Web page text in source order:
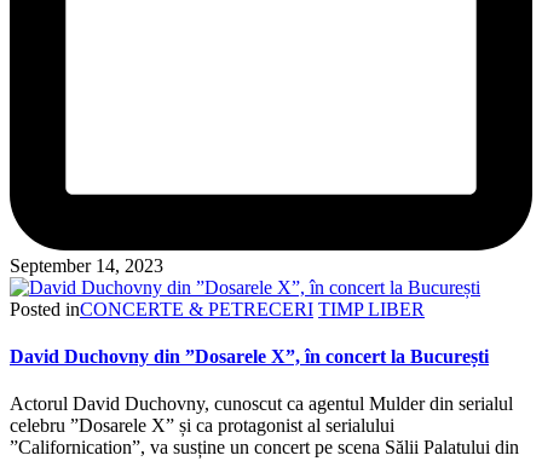
September 14, 2023
Posted inCONCERTE & PETRECERI TIMP LIBER
David Duchovny din ”Dosarele X”, în concert la București
Actorul David Duchovny, cunoscut ca agentul Mulder din serialul
celebru ”Dosarele X” și ca protagonist al serialului
”Californication”, va susține un concert pe scena Sălii Palatului din